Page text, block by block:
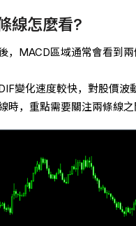
線怎麼看?
，MACD區域通常會看到
變化速度較快，對股價
時，重點需要關注兩條線之